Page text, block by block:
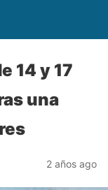
14 y 17
una
2 años ago